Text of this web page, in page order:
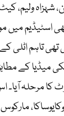
شہزاہ ولیم،
بھی اسٹیڈیم
مرحلہ آیا۔